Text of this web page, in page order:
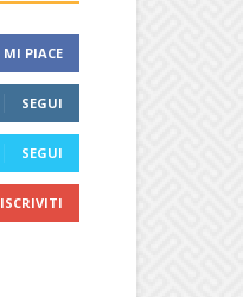
MI PIACE
SEGUI
SEGUI
ISCRIVITI